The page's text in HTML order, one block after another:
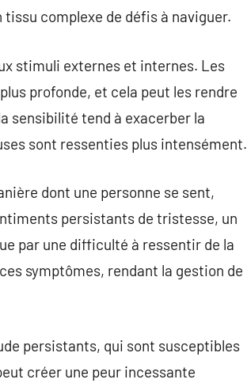
complexe de défis à naviguer.
stimuli externes et internes. Les
profonde, et cela peut les rendre
sensibilité tend à exacerber la
sont ressenties plus intensément.
dont une personne se sent,
persistants de tristesse, un
par une difficulté à ressentir de la
symptômes, rendant la gestion de
persistants, qui sont susceptibles
créer une peur incessante